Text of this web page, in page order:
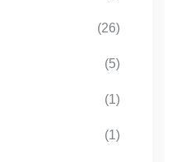
(26)
(5)
(1)
(1)